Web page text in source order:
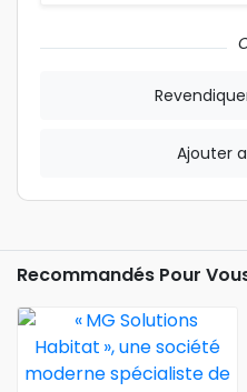
Ajouter
Recommandés Pour